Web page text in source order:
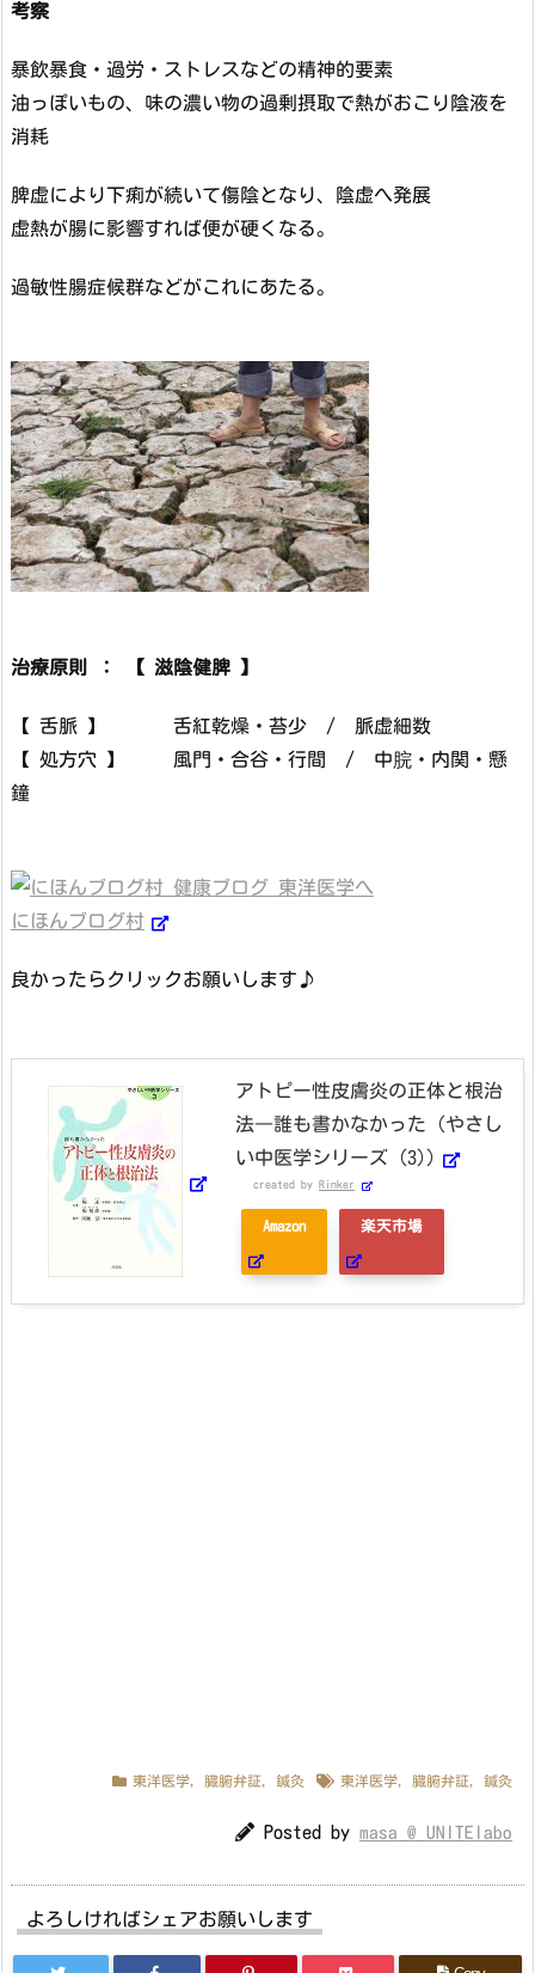
考察
暴飲暴食・過労・ストレスなどの精神的要素
油っぽいもの、味の濃い物の過剰摂取で熱がおこり陰液を
消耗
脾虚により下痢が続いて傷陰となり、陰虚へ発展
虚熱が腸に影響すれば便が硬くなる。
過敏性腸症候群などがこれにあたる。
治療原則 ： 【 滋陰健脾 】
【 舌脈 】 舌紅乾燥・苔少 / 脈虚細数
【 処方穴 】 風門・合谷・行間 / 中脘・内関・懸
鐘
にほんブログ村
良かったらクリックお願いします♪
アトピー性皮膚炎の正体と根治
法―誰も書かなかった (やさし
い中医学シリーズ (3))
created by Rinker
Amazon 楽天市場
東洋医学 臓腑弁証 鍼灸 東洋医学 臓腑弁証 鍼灸
Posted by masa @ UNITElabo
よろしければシェアお願いします